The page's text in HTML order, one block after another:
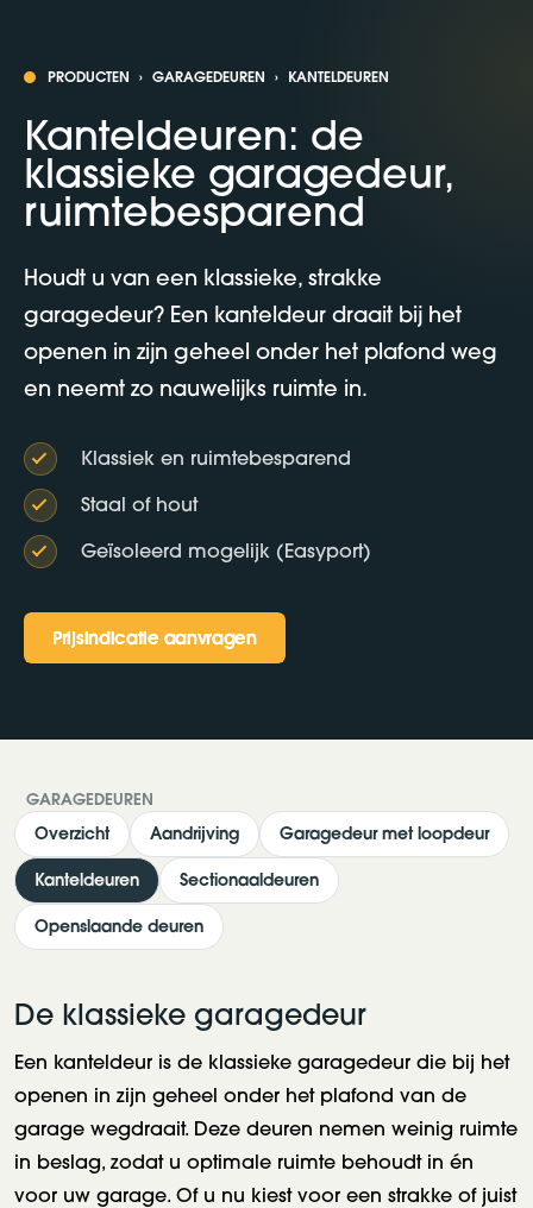
PRODUCTEN › GARAGEDEUREN › KANTELDEUREN
Kanteldeuren: de
klassieke garagedeur,
ruimtebesparend
Houdt u van een klassieke, strakke
garagedeur? Een kanteldeur draait bij het
openen in zijn geheel onder het plafond weg
en neemt zo nauwelijks ruimte in.
Klassiek en ruimtebesparend
Staal of hout
Geïsoleerd mogelijk (Easyport)
Prijsindicatie aanvragen
Prijsindicatie aanvragen
GARAGEDEUREN
Overzicht
Aandrijving Garagedeur met loopdeur
Kanteldeuren Sectionaaldeuren
Openslaande deuren
De klassieke garagedeur
Een kanteldeur is de klassieke garagedeur die bij het
openen in zijn geheel onder het plafond van de
garage wegdraait. Deze deuren nemen weinig ruimte
in beslag, zodat u optimale ruimte behoudt in én
voor uw garage. Of u nu kiest voor een strakke of juist